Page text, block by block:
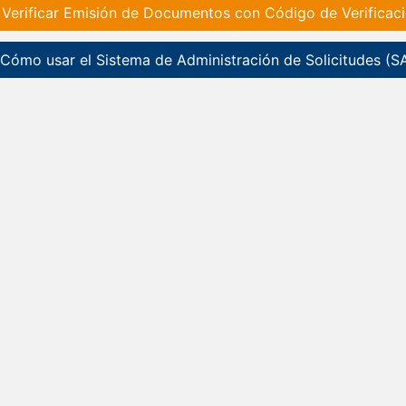
Verificar Emisión de Documentos con Código de
usar el Sistema de Administración de Solicitudes